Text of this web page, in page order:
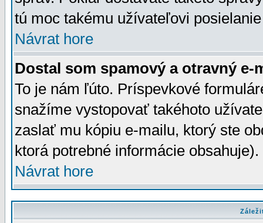
tú moc takému užívateľovi
Návrat hore
Dostal som spamový a otravný e-
To je nám ľúto. Príspevkové
snažíme vystopovať takéhoto
zaslať mu kópiu e-mailu, ktorý ste
ktorá potrebné informácie
Návrat hore